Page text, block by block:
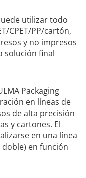
utilizar todo
CPET/PP/cartón,
y no impresos
solución final
Packaging
en líneas de
de alta precisión
y cartones. El
en una línea
en función